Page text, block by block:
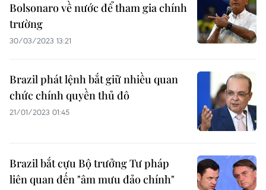
Bolsonaro về nước để tham gia chính
trường
30/03/2023 13:21
Brazil phát lệnh bắt giữ nhiều quan
chức chính quyền thủ đô
21/01/2023 01:45
Brazil bắt cựu Bộ trưởng Tư pháp
liên quan đến "âm mưu đảo chính"